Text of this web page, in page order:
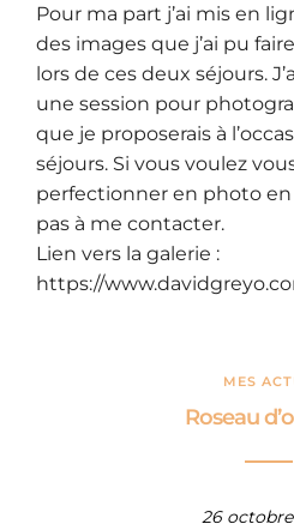
Pour ma part j’ai mis en
des images que j’ai pu
lors de ces deux séjours.
une session pour
que je proposerais à
séjours. Si vous voulez
perfectionner en photo en
pas à me contacter.
Lien vers la galerie :
https://
MES
Roseau
26